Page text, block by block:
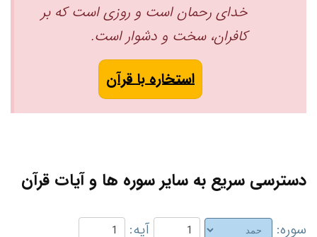
خدای رحمان است و روزی است که بر
کافران، سخت و دشوار است. ‏
استخاره با قرآن
دسترسی سریع به سایر سوره ها و آیات قرآن
سوره:
آیه: